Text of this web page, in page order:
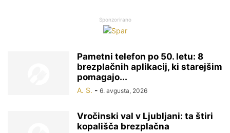
Sponzorirano
Pametni telefon po 50. letu: 8
brezplačnih aplikacij, ki starejšim
pomagajo...
A. S. - 6. avgusta, 2026
Vročinski val v Ljubljani: ta štiri
kopališča brezplačna